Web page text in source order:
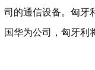
司的通信设备。匈牙
国华为公司，匈牙利